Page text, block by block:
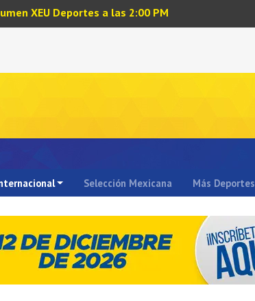
XEU Deportes a las 2:00 PM
Selección Mexicana Más Deportes